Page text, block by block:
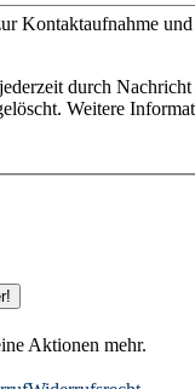
Kontaktaufnahme
durch
Weitere
Aktionen mehr.